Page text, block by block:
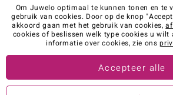
Algemene verkoopvoorwaarden
Colofon
Contact
Visit our stores in other
Om Juwelo optimaal te kunnen tonen en te
gebruik van cookies. Door op de knop
akkoord gaan met het gebruik van cookies,
cookies of beslissen welk type cookies u wilt
informatie over cookies, zie ons
Accepteer alle